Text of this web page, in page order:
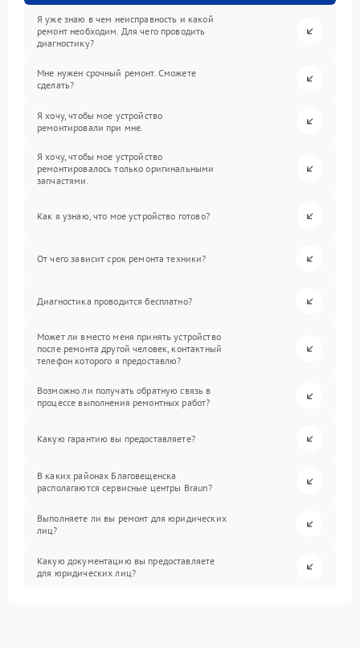
Я уже знаю в чем неисправность и какой
ремонт необходим. Для чего проводить
диагностику?
Мне нужен срочный ремонт. Сможете
сделать?
Я хочу, чтобы мое устройство
ремонтировали при мне.
Я хочу, чтобы мое устройство
ремонтировалось только оригинальными
запчастями.
Как я узнаю, что мое устройство готово?
От чего зависит срок ремонта техники?
Диагностика проводится бесплатно?
Может ли вместо меня принять устройство
после ремонта другой человек, контактный
телефон которого я предоставлю?
Возможно ли получать обратную связь в
процессе выполнения ремонтных работ?
Какую гарантию вы предоставляете?
В каких районах Благовещенска
располагаются сервисные центры Braun?
Выполняете ли вы ремонт для юридических
лиц?
Какую документацию вы предоставляете
для юридических лиц?